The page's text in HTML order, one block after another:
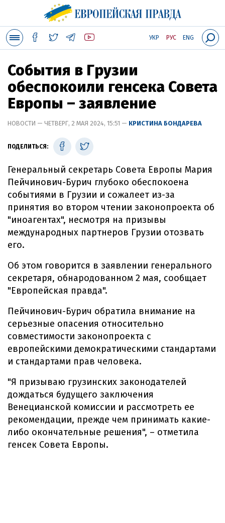
УКР РУС ENG
События в Грузии
обеспокоили генсека Совета
Европы – заявление
НОВОСТИ — ЧЕТВЕРГ, 2 МАЯ 2024, 15:51 — КРИСТИНА БОНДАРЕВА
ПОДЕЛИТЬСЯ:
Генеральный секретарь Совета Европы Мария
Пейчинович-Бурич глубоко обеспокоена
событиями в Грузии и сожалеет из-за
принятия во втором чтении законопроекта об
"иноагентах", несмотря на призывы
международных партнеров Грузии отозвать
его.
Об этом говорится в заявлении генерального
секретаря, обнародованном 2 мая, сообщает
"Европейская правда".
Пейчинович-Бурич обратила внимание на
серьезные опасения относительно
совместимости законопроекта с
европейскими демократическими стандартами
и стандартами прав человека.
"Я призываю грузинских законодателей
дождаться будущего заключения
Венецианской комиссии и рассмотреть ее
рекомендации, прежде чем принимать какие-
либо окончательные решения", – отметила
генсек Совета Европы.